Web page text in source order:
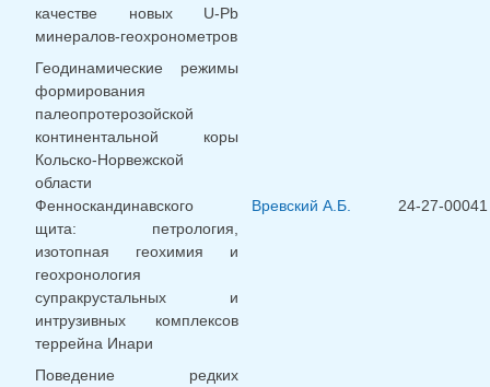
качестве новых U-Pb
минералов-геохронометров
Геодинамические режимы
формирования
палеопротерозойской
континентальной коры
Кольско-Норвежской
области
Фенноскандинавского
щита: петрология,
изотопная геохимия и
геохронология
супракрустальных и
интрузивных комплексов
террейна Инари
Вревский А.Б. 24-27-00041
Поведение редких